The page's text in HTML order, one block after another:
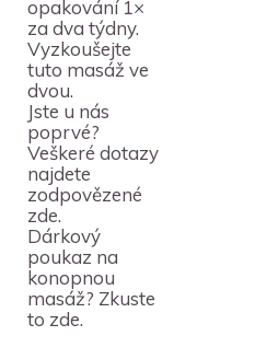
opakování 1×
za dva týdny.
Vyzkoušejte
tuto masáž ve
dvou.
Jste u nás
poprvé?
Veškeré dotazy
najdete
zodpovězené
zde.
Dárkový
poukaz na
konopnou
masáž? Zkuste
to zde.